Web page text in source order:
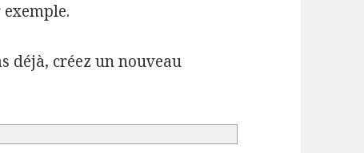
déjà, créez un nouveau